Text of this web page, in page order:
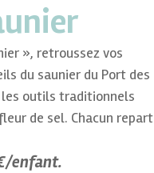
», retroussez vos
du saunier du Port des
les outils traditionnels
de sel. Chacun repart
enfant.